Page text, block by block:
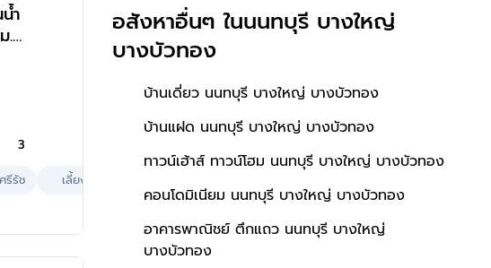
ำ
.
3
รีรัช เลี้ยงสัตว์ได้
อสังหาอื่นๆในนนทบุรี บางใหญ่
บางบัวทอง
บ้านเดี่ยว นนทบุรี บางใหญ่ บางบัวทอง
บ้านแฝด นนทบุรี บางใหญ่ บางบัวทอง
ทาวน์เฮ้าส์ ทาวน์โฮม นนทบุรี บางใหญ่ บางบัวทอง
คอนโดมิเนียม นนทบุรี บางใหญ่ บางบัวทอง
อาคารพาณิชย์ ตึกแถว นนทบุรี บางใหญ่
บางบัวทอง